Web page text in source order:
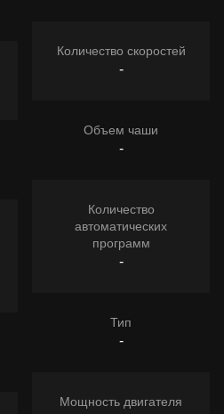
Количество скоростей
-
Объем чаши
-
Количество
автоматических
программ
-
Тип
-
Мощность двигателя